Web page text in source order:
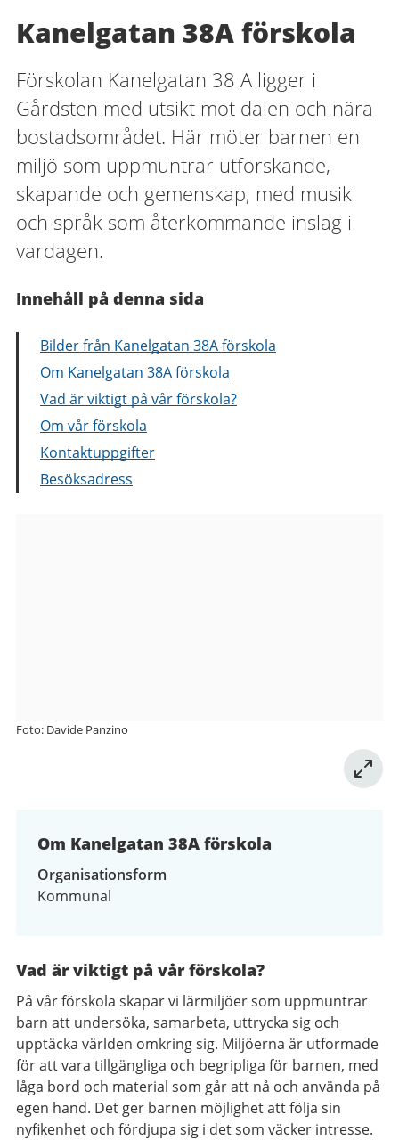
Kanelgatan 38A förskola
Förskolan Kanelgatan 38 A ligger i
Gårdsten med utsikt mot dalen och nära
bostadsområdet. Här möter barnen en
miljö som uppmuntrar utforskande,
skapande och gemenskap, med musik
och språk som återkommande inslag i
vardagen.
Innehåll på denna sida
Bilder från Kanelgatan 38A förskola
Om Kanelgatan 38A förskola
Vad är viktigt på vår förskola?
Om vår förskola
Kontaktuppgifter
Besöksadress
Foto: Davide Panzino
Om Kanelgatan 38A förskola
Organisationsform
Kommunal
Vad är viktigt på vår förskola?
På vår förskola skapar vi lärmiljöer som uppmuntrar
barn att undersöka, samarbeta, uttrycka sig och
upptäcka världen omkring sig. Miljöerna är utformade
för att vara tillgängliga och begripliga för barnen, med
låga bord och material som går att nå och använda på
egen hand. Det ger barnen möjlighet att följa sin
nyfikenhet och fördjupa sig i det som väcker intresse.